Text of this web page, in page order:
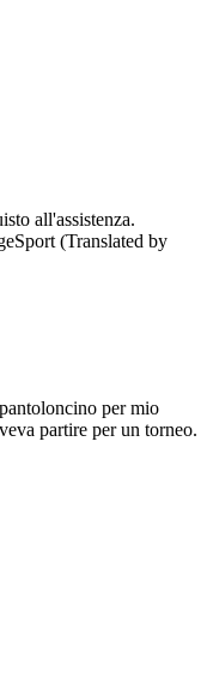
all'assistenza.
(Translated by
per mio
partire per un torneo.